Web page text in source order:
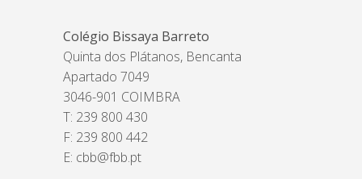
Colégio Bissaya Barreto
Quinta dos Plátanos, Bencanta
Apartado 7049
3046-901 COIMBRA
T: 239 800 430
F: 239 800 442
E: cbb@fbb.pt